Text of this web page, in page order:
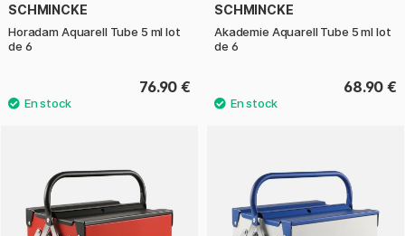
SCHMINCKE
Horadam Aquarell Tube 5 ml lot
de 6
76.90 €
SCHMINCKE
Akademie Aquarell Tube 5 ml lot
de 6
68.90 €